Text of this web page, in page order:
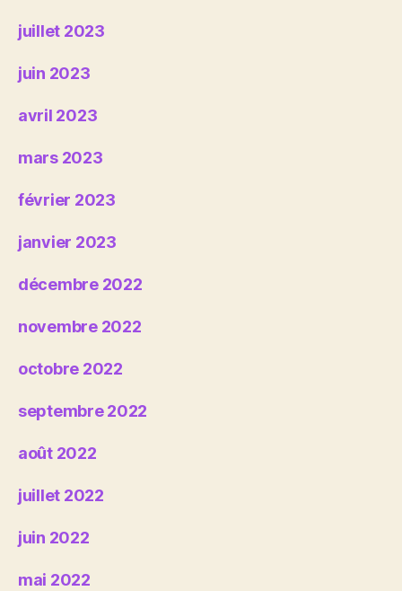
juillet 2023
juin 2023
avril 2023
mars 2023
février 2023
janvier 2023
décembre 2022
novembre 2022
octobre 2022
septembre 2022
août 2022
juillet 2022
juin 2022
mai 2022